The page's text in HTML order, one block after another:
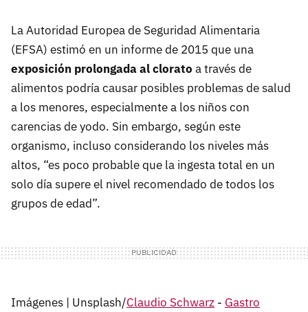
La Autoridad Europea de Seguridad Alimentaria
(EFSA) estimó en un informe de 2015 que una
exposición prolongada al clorato a través de
alimentos podría causar posibles problemas de salud
a los menores, especialmente a los niños con
carencias de yodo. Sin embargo, según este
organismo, incluso considerando los niveles más
altos, “es poco probable que la ingesta total en un
solo día supere el nivel recomendado de todos los
grupos de edad”.
Imágenes | Unsplash/Claudio Schwarz - Gastro